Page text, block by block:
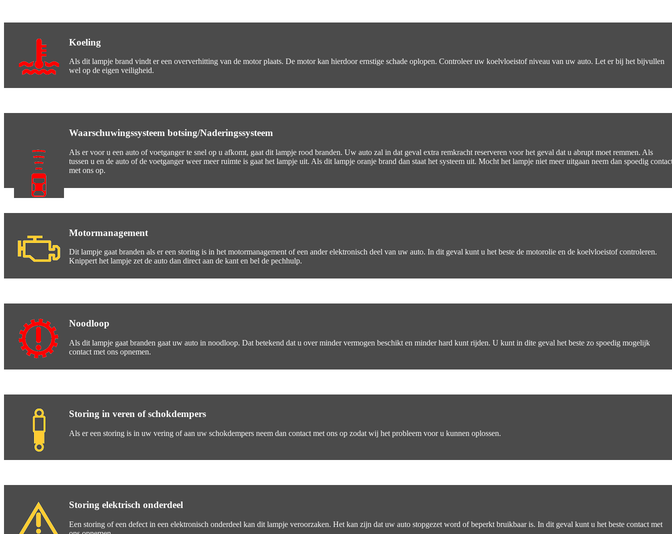
Koeling
Als dit lampje brand vindt er een oververhitting van de motor plaats. De motor kan hierdoor ernstige schade oplopen. Controleer uw koelvloeistof niveau van uw auto. Let er bij het bijvullen
wel op de eigen veiligheid.
Waarschuwingssysteem botsing/Naderingssysteem
Als er voor u een auto of voetganger te snel op u afkomt, gaat dit lampje rood branden. Uw auto zal in dat geval extra remkracht reserveren voor het geval dat u abrupt moet remmen. Als
tussen u en de auto of de voetganger weer meer ruimte is gaat het lampje uit. Als dit lampje oranje brand dan staat het systeem uit. Mocht het lampje niet meer uitgaan neem dan spoedig
met ons op.
Motormanagement
Dit lampje gaat branden als er een storing is in het motormanagement of een ander elektronisch deel van uw auto. In dit geval kunt u het beste de motorolie en de koelvloeistof controleren.
Knippert het lampje zet de auto dan direct aan de kant en bel de pechhulp.
Noodloop
Als dit lampje gaat branden gaat uw auto in noodloop. Dat betekend dat u over minder vermogen beschikt en minder hard kunt rijden. U kunt in dite geval het beste zo spoedig mogelijk
contact met ons opnemen.
Storing in veren of schokdempers
Als er een storing is in uw vering of aan uw schokdempers neem dan contact met ons op zodat wij het probleem voor u kunnen oplossen.
Storing elektrisch onderdeel
Een storing of een defect in een elektronisch onderdeel kan dit lampje veroorzaken. Het kan zijn dat uw auto stopgezet word of beperkt bruikbaar is. In dit geval kunt u het beste contact met